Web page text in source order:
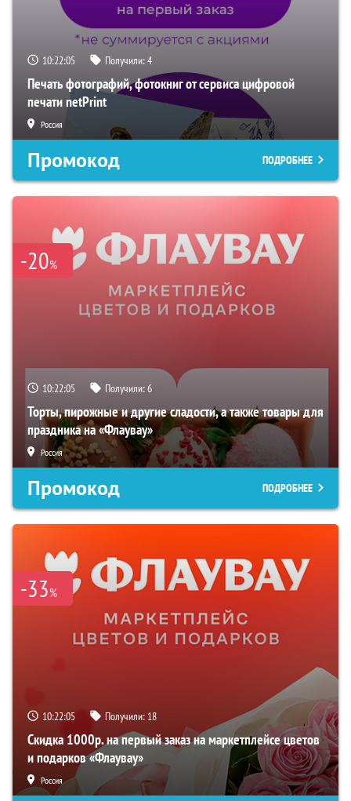
10:22:04 Получили:4
Печать фотографий, фотокниг от сервиса цифровой
печати netPrint
Россия
Промокод ПОДРОБНЕЕ
-20%
10:22:04 Получили:6
Торты, пирожные и другие сладости, а также товары для
праздника на «Флаувау»
Россия
Промокод ПОДРОБНЕЕ
-33%
10:22:04 Получили: 18
Скидка 1000р. на первый заказ на маркетплейсе цветов
и подарков «Флаувау»
Россия